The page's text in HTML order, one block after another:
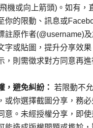
機或向上箭頭)。如有，
你的限動、訊息或
註原作者(@username)
字或貼圖，提升分享效果
，則需徵求對方同意再進
，避免糾紛： 若限動不
或你選擇截圖分享，務
意。未經授權分享，即使